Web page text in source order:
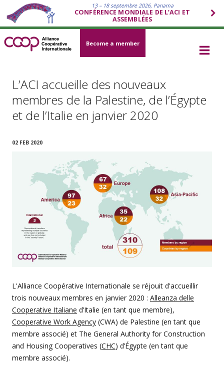
13 – 18 septembre 2026, Panama
CONFÉRENCE MONDIALE DE L’ACI ET
ASSEMBLÉES
Become a member
L’ACI accueille des nouveaux
membres de la Palestine, de l’Égypte
et de l’Italie en janvier 2020
02 FEB 2020
L'Alliance Coopérative Internationale se réjouit d'accueillir
trois nouveaux membres en janvier 2020 : Alleanza delle
Cooperative Italiane d’Italie (en tant que membre),
Cooperative Work Agency (CWA) de Palestine (en tant que
membre associé) et The General Authority for Construction
and Housing Cooperatives (CHC) d’Égypte (en tant que
membre associé).